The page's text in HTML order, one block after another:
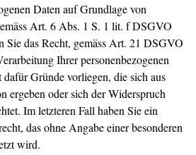
Daten auf Grundlage von
Art. 6 Abs. 1 S. 1 lit. f DSGVO
Sie das Recht, gemäss Art. 21 DSGVO
Ihrer personenbezogenen
Gründe vorliegen, die sich aus
ergeben oder sich der Widerspruch
Im letzteren Fall haben Sie ein
das ohne Angabe einer besonderen
wird.